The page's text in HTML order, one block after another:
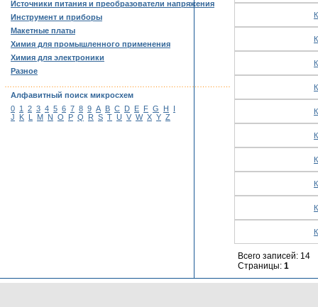
Источники питания и преобразователи напряжения
Инструмент и приборы
Макетные платы
Химия для промышленного применения
Химия для электроники
Разное
Алфавитный поиск микросхем
0 1 2 3 4 5 6 7 8 9 A B C D E F G H
I
J
K L M N O P Q R S T U V W X Y Z
Всего записей: 14
Страницы: 1